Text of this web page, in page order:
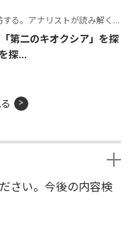
アナリストが読み解くテーマの本質
第二のキオクシア」を探
探...
さい。今後の内容検